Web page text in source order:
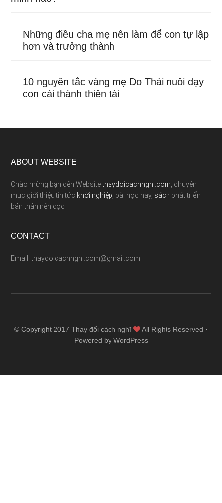
Những điều cha mẹ nên làm để con tự lập
hơn và trưởng thành
10 nguyên tắc vàng mẹ Do Thái nuôi dạy
con cái thành thiên tài
ABOUT WEBSITE
Chào mừng bạn đến Websitethaydoicachnghi.com , chuyên
mục giới thiệu tin tức khởi nghiệp , bài học hay, sách phát triển
bản thân nên đọc
CONTACT
Email: thaydoicachnghi.com@gmail.com
© Copyright 2017 Thay đổi cách nghĩ
All Rights Reserved ·
Powered by WordPress